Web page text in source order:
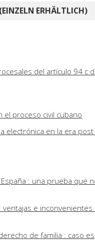
ERHÄLTLICH)
del artículo 94 c
el proceso civil cubano
electrónica en la era post
: una prueba que
e inconvenientes
de familia : caso